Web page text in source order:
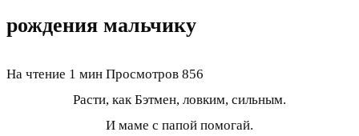
рождения мальчику
На чтение 1 мин Просмотров 856
Расти, как Бэтмен, ловким, сильным.
И маме с папой помогай.